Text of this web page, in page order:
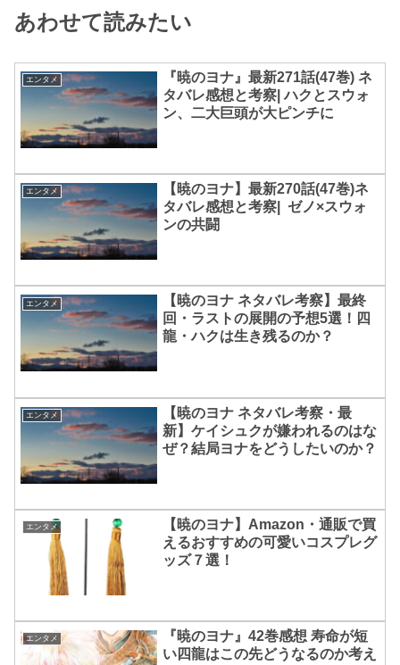
あわせて読みたい
エンタメ
『暁のヨナ』最新271話(47巻) ネ
タバレ感想と考察| ハクとスウォ
ン、二大巨頭が大ピンチに
エンタメ
【暁のヨナ】最新270話(47巻)ネ
タバレ感想と考察| ゼノ×スウォ
ンの共闘
エンタメ
【暁のヨナ ネタバレ考察】最終
回・ラストの展開の予想5選！四
龍・ハクは生き残るのか？
エンタメ
【暁のヨナ ネタバレ考察・最
新】ケイシュクが嫌われるのはな
ぜ？結局ヨナをどうしたいのか？
エンタメ
【暁のヨナ】Amazon・通販で買
えるおすすめの可愛いコスプレグ
ッズ７選！
エンタメ
『暁のヨナ』42巻感想 寿命が短
い四龍はこの先どうなるのか考え